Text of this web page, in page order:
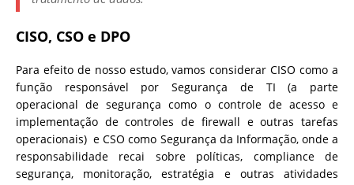
CISO, CSO e DPO
Para efeito de nosso estudo, vamos considerar CISO como a
função responsável por Segurança de TI (a parte
operacional de segurança como o controle de acesso e
implementação de controles de firewall e outras tarefas
operacionais) e CSO como Segurança da Informação, onde a
responsabilidade recai sobre políticas, compliance de
segurança, monitoração, estratégia e outras atividades